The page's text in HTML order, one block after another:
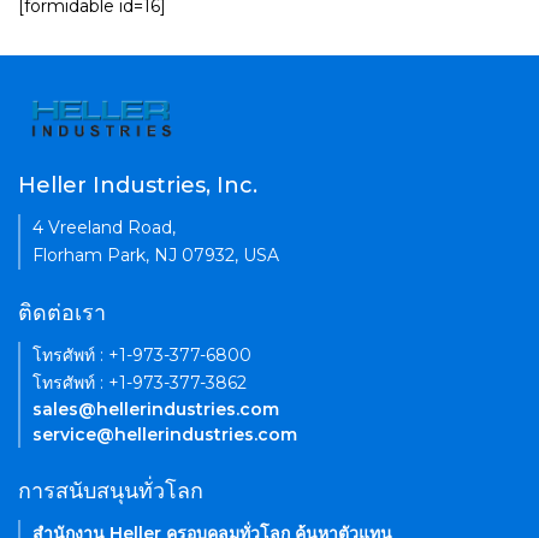
[formidable id=16]
Heller Industries, Inc.
4 Vreeland Road,
Florham Park, NJ 07932, USA
ติดต่อเรา
โทรศัพท์ : +1-973-377-6800
โทรศัพท์ : +1-973-377-3862
sales@hellerindustries.com
service@hellerindustries.com
การสนับสนุนทั่วโลก
สำนักงาน Heller ครอบคลุมทั่วโลก ค้นหาตัวแทน